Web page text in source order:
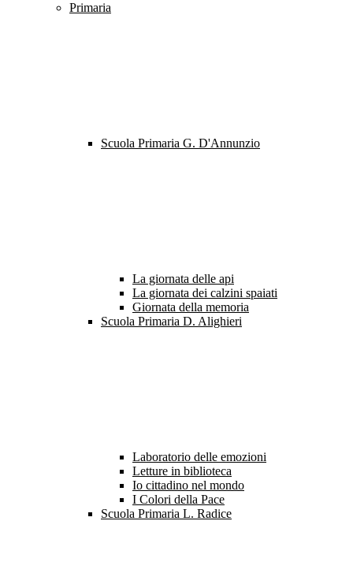
Primaria
Scuola Primaria G. D'Annunzio
La giornata delle api
La giornata dei calzini spaiati
Giornata della memoria
Scuola Primaria D. Alighieri
Laboratorio delle emozioni
Letture in biblioteca
Io cittadino nel mondo
I Colori della Pace
Scuola Primaria L. Radice